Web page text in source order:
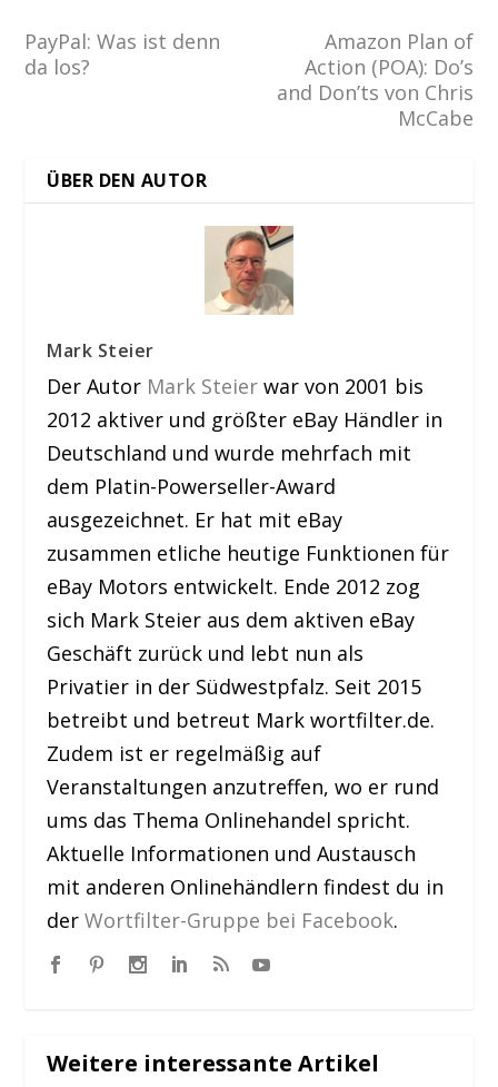
PayPal: Was ist denn
da los?
Amazon Plan of
Action (POA): Do’s
and Don’ts von Chris
McCabe
ÜBER DEN AUTOR
Mark Steier
Der Autor Mark Steier war von 2001 bis
2012 aktiver und größter eBay Händler in
Deutschland und wurde mehrfach mit
dem Platin-Powerseller-Award
ausgezeichnet. Er hat mit eBay
zusammen etliche heutige Funktionen für
eBay Motors entwickelt. Ende 2012 zog
sich Mark Steier aus dem aktiven eBay
Geschäft zurück und lebt nun als
Privatier in der Südwestpfalz. Seit 2015
betreibt und betreut Mark wortfilter.de.
Zudem ist er regelmäßig auf
Veranstaltungen anzutreffen, wo er rund
ums das Thema Onlinehandel spricht.
Aktuelle Informationen und Austausch
mit anderen Onlinehändlern findest du in
derWortfilter-Gruppe bei Facebook.
Weitere interessante Artikel